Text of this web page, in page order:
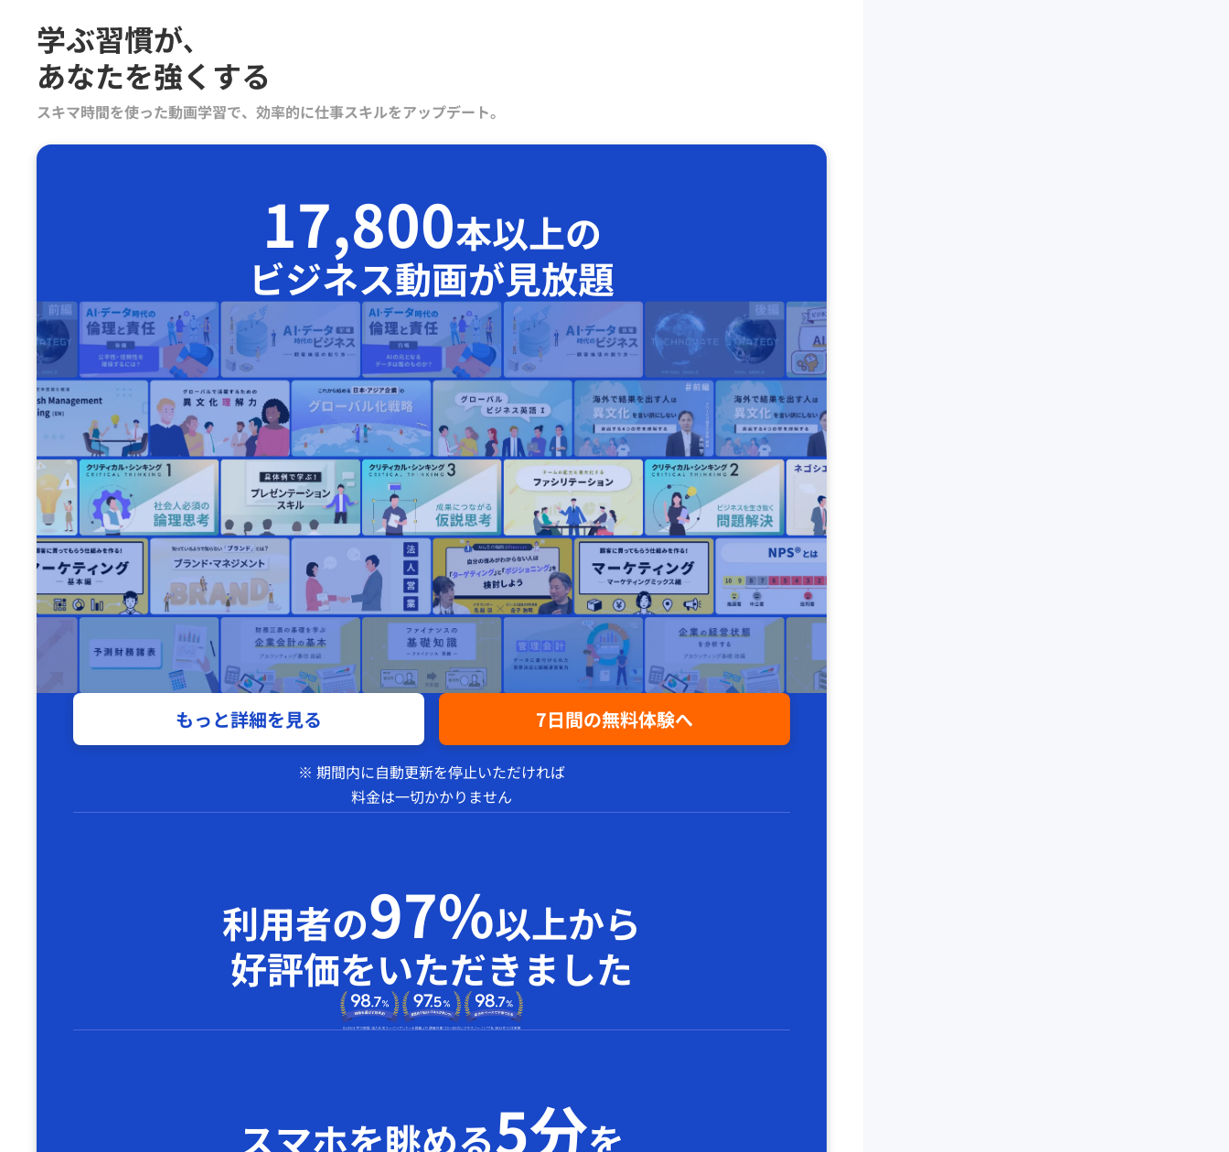
学ぶ習慣が､
あなたを強くする
スキマ時間を使った動画学習で、効率的に仕事スキルをアップデート。
17,800本以上の
ビジネス動画が見放題
7日間の無料体験へ
もっと詳細を見る
※ 期間内に自動更新を停止いただければ
料金は一切かかりません
利用者の97%以上から
好評価をいただきました
スマホを眺める5分を